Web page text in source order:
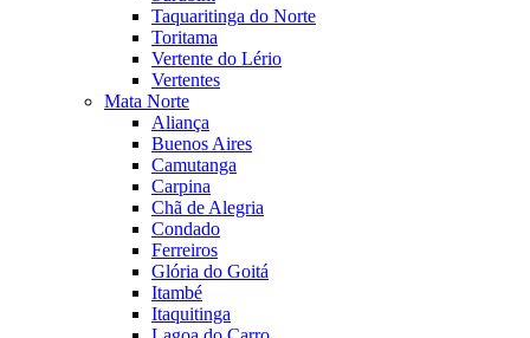
Taquaritinga do Norte
Toritama
Vertente do Lério
Vertentes
Mata Norte
Aliança
Buenos Aires
Camutanga
Carpina
Chã de Alegria
Condado
Ferreiros
Glória do Goitá
Itambé
Itaquitinga